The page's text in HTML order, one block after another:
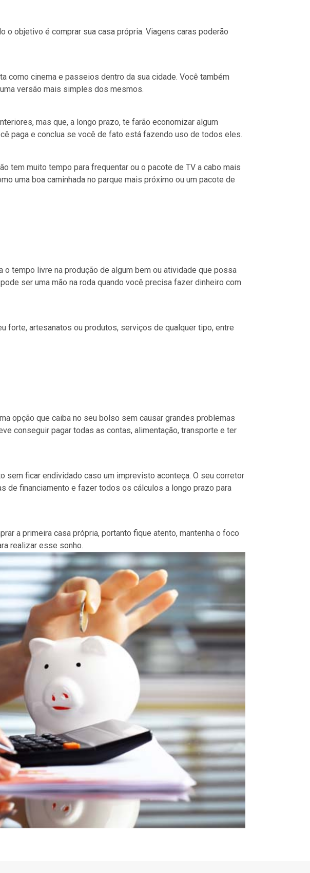
objetivo é comprar sua casa própria. Viagens caras poderão
como cinema e passeios dentro da sua cidade. Você também
versão mais simples dos mesmos.
mas que, a longo prazo, te farão economizar algum
paga e conclua se você de fato está fazendo uso de todos eles.
tem muito tempo para frequentar ou o pacote de TV a cabo mais
uma boa caminhada no parque mais próximo ou um pacote de
tempo livre na produção de algum bem ou atividade que possa
ser uma mão na roda quando você precisa fazer dinheiro com
forte, artesanatos ou produtos, serviços de qualquer tipo, entre
opção que caiba no seu bolso sem causar grandes problemas
conseguir pagar todas as contas, alimentação, transporte e ter
sem ficar endividado caso um imprevisto aconteça. O seu corretor
de financiamento e fazer todos os cálculos a longo prazo para
a primeira casa própria, portanto fique atento, mantenha o foco
realizar esse sonho.